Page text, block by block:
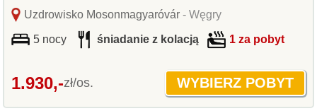
Uzdrowisko Mosonmagyaróvár- Węgry
5 nocy śniadanie z kolacją 1 za pobyt
1.930,-zł/os.